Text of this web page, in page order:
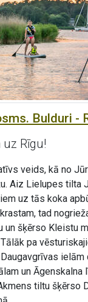
Bulduri -
Rīgu!
veids, kā no
Aiz Lielupes tilta
uz tās koka
tad
un šķērso Kleistu
pa
ielām
un Āgenskalna
tiltu šķērso